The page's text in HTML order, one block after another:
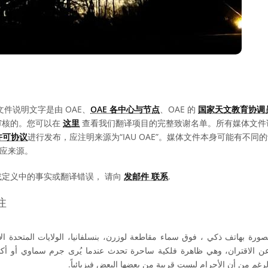
说明文字是由 OAE、 OAE 各中心与节点、OAE 的 国家天文教育协调
的。您可以在 这里 查看我们翻译项目的完整致谢名单。所有媒体文
协议进行发布，应注明来源为“IAU OAE”。媒体文件本身可能有不同
来源。
义中的事实或翻译错误， 请向 发邮件 联系.
الاقتران، وهي ظاهرة فلكية ساحرة تحدث عندما يُرى جرم سماوي أو
من أن الأجرام ليست قريبة من بعضها البعض فيزيائياً.